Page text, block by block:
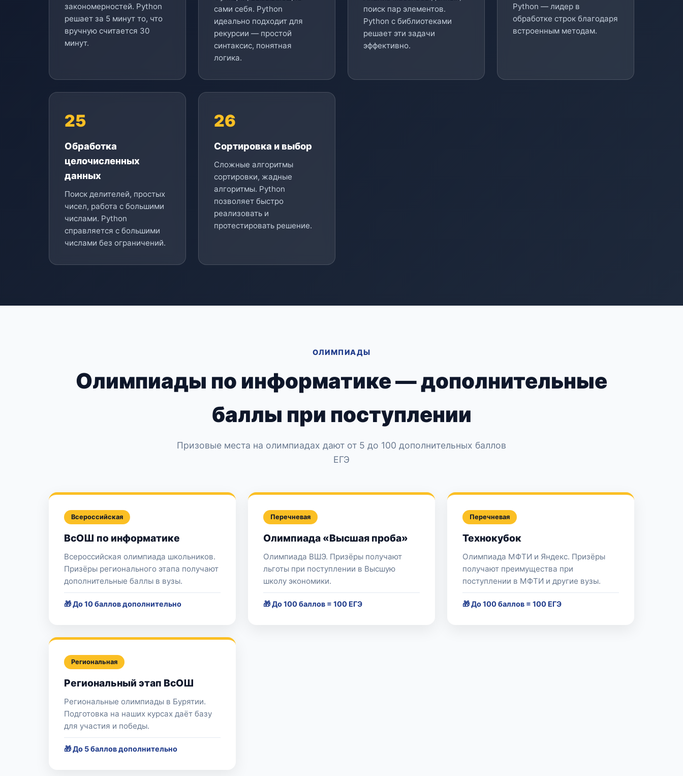
закономерностей. Python
решает за 5 минут то, что
вручную считается 30
минут.
сами себя. Python
идеально подходит для
рекурсии — простой
синтаксис, понятная
логика.
поиск пар элементов.
Python с библиотеками
решает эти задачи
эффективно.
Python — лидер в
обработке строк благодаря
встроенным методам.
25
Обработка
целочисленных
данных
Поиск делителей, простых
чисел, работа с большими
числами. Python
справляется с большими
числами без ограничений.
26
Сортировка и выбор
Сложные алгоритмы
сортировки, жадные
алгоритмы. Python
позволяет быстро
реализовать и
протестировать решение.
ОЛИМПИАДЫ
Олимпиады по информатике — дополнительные
баллы при поступлении
Призовые места на олимпиадах дают от 5 до 100 дополнительных баллов
ЕГЭ
Всероссийская
ВсОШ по информатике
Всероссийская олимпиада школьников.
Призёры регионального этапа получают
дополнительные баллы в вузы.
🎁 До 10 баллов дополнительно
Перечневая
Олимпиада «Высшая проба»
Олимпиада ВШЭ. Призёры получают
льготы при поступлении в Высшую
школу экономики.
🎁 До 100 баллов = 100 ЕГЭ
Перечневая
Технокубок
Олимпиада МФТИ и Яндекс. Призёры
получают преимущества при
поступлении в МФТИ и другие вузы.
🎁 До 100 баллов = 100 ЕГЭ
Региональная
Региональный этап ВсОШ
Региональные олимпиады в Бурятии.
Подготовка на наших курсах даёт базу
для участия и победы.
🎁 До 5 баллов дополнительно